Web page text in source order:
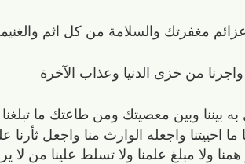
مغفرتك والسلامة من كل اثم والغنيمة
من خزى الدنيا وعذاب الآخرة
بيننا وبين معصيتك ومن طاعتك ما
ما احييتنا واجعله الوارث منا واجعل
همنا ولا مبلغ علمنا ولا تسلط علينا من لا